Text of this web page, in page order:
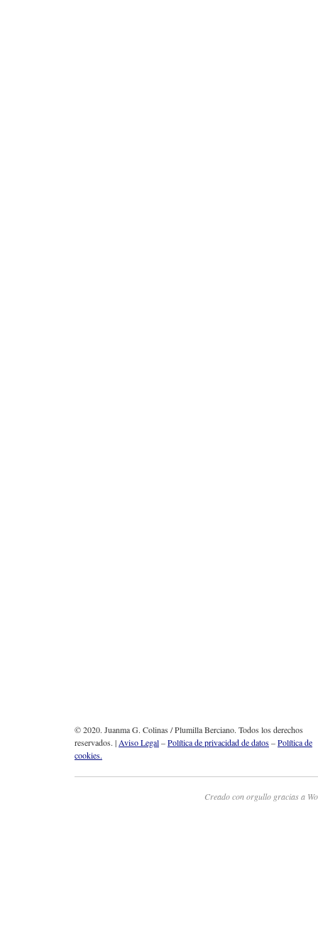
© 2020. Juanma G. Colinas / Plumilla Berciano. Todos los derechos
reservados. |Aviso Legal–Política de privacidad de datos–Política de
cookies.
Creado con orgullo gracias a